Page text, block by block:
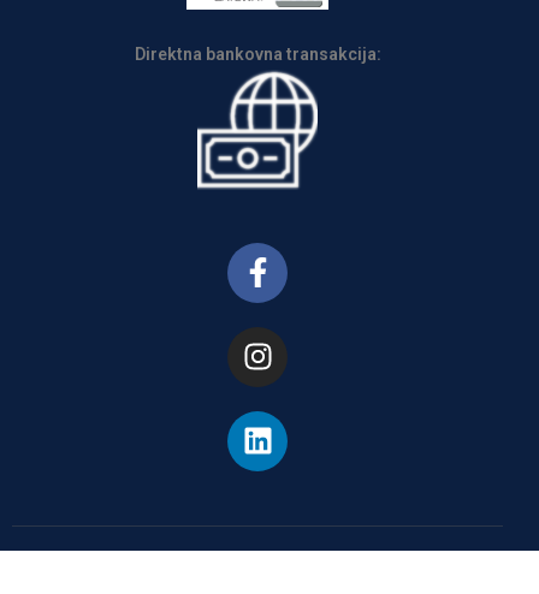
Direktna bankovna transakcija: